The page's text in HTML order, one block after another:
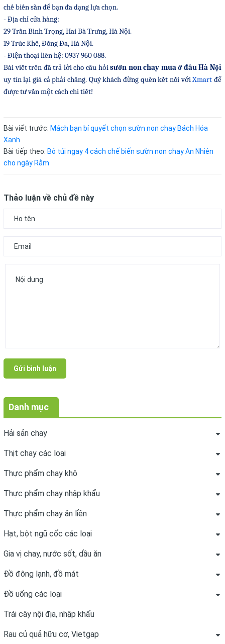
Danh mục
Hải sản chay
Thịt chay các loại
Thực phẩm chay khô
Thực phẩm chay nhập khẩu
Thực phẩm chay ăn liền
Hạt, bột ngũ cốc các loại
Gia vị chay, nước sốt, dầu ăn
Đồ đông lạnh, đồ mát
Đồ uống các loại
Trái cây nội địa, nhập khẩu
Rau củ quả hữu cơ, Vietgap
chế biến sẵn để bạn đa dạng lựa chọn.
- Địa chỉ cửa hàng:
29 Trần Bình Trọng, Hai Bà Trưng, Hà Nội.
19 Trúc Khê, Đống Đa, Hà Nội.
- Điện thoại liên hệ: 0937 960 088.
Bài viết trên đã trả lời cho câu hỏisườn non chay mua ở đâu Hà Nội
uy tín lại giá cả phải chăng. Quý khách đừng quên kết nối vớiXmart để
được tư vấn một cách chi tiết!
Bài viết trước: Mách bạn bí quyết chọn sườn non chay Bách Hóa
Xanh
Bài tiếp theo: Bỏ túi ngay 4 cách chế biến sườn non chay An Nhiên
cho ngày Rằm
Thảo luận về chủ đề này
Gửi bình luận